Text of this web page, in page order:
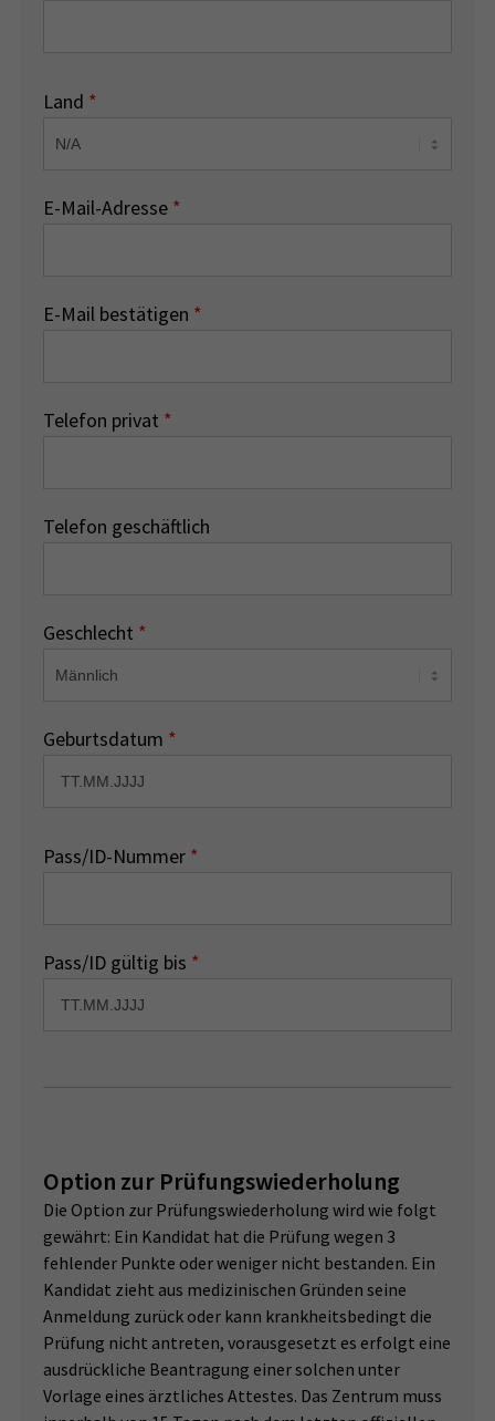
Land *
E-Mail-Adresse *
E-Mail bestätigen *
Telefon privat *
Telefon geschäftlich
Geschlecht *
Geburtsdatum *
Pass/ID-Nummer *
Pass/ID gültig bis *
Option zur Prüfungswiederholung
Die Option zur Prüfungswiederholung wird wie folgt
gewährt: Ein Kandidat hat die Prüfung wegen 3
fehlender Punkte oder weniger nicht bestanden. Ein
Kandidat zieht aus medizinischen Gründen seine
Anmeldung zurück oder kann krankheitsbedingt die
Prüfung nicht antreten, vorausgesetzt es erfolgt eine
ausdrückliche Beantragung einer solchen unter
Vorlage eines ärztliches Attestes. Das Zentrum muss